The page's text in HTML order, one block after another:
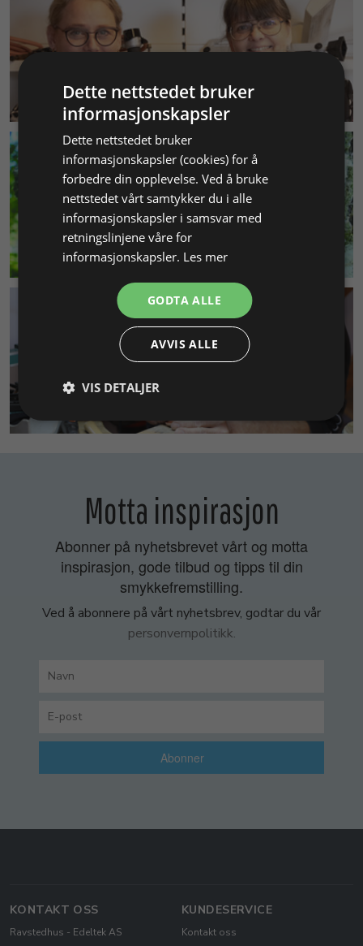
KUNDESERVICE
MILJØ & BÆREKRAFT
Motta inspirasjon
Abonner på nyhetsbrevet vårt og motta
inspirasjon, gode tilbud og tipps til din
smykkefremstilling.
Ved å abonnere på vårt nyhetsbrev, godtar du vår
personvernpolitikk.
Abonner
KONTAKT OSS
Ravstedhus - Edeltek AS
KUNDESERVICE
Kontakt oss
Dette nettstedet bruker
informasjonskapsler
Dette nettstedet bruker
informasjonskapsler (cookies) for å
forbedre din opplevelse. Ved å bruke
nettstedet vårt samtykker du i alle
informasjonskapsler i samsvar med
retningslinjene våre for
informasjonskapsler. Les mer
GODTA ALLE
AVVIS ALLE
VIS DETALJER